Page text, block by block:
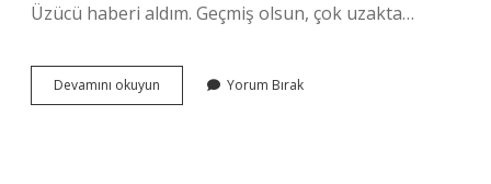
Üzücü haberi aldım. Geçmiş olsun, çok uzakta…
Devamını okuyun Ameliyat
Olmuş
Yorum Bırak